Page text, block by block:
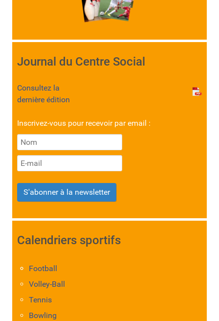
Journal du Centre Social
Consultez la
dernière édition
Inscrivez-vous pour recevoir par email :
S'abonner à la newsletter
Calendriers sportifs
Football
Volley-Ball
Tennis
Bowling